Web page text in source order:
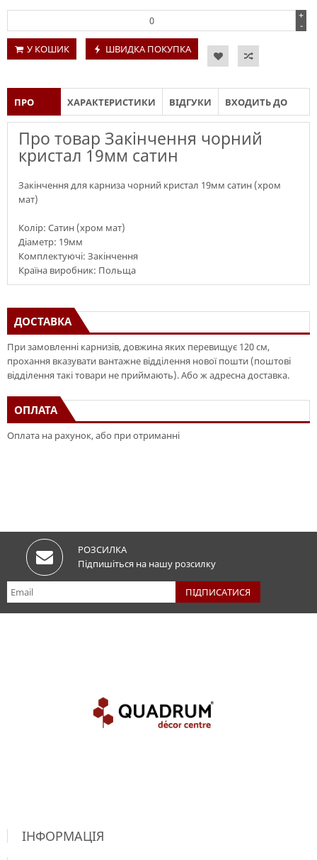
+
-
У КОШИК
ШВИДКА ПОКУПКА
ПРО ХАРАКТЕРИСТИКИ ВІДГУКИ ВХОДИТЬ ДО
СКЛАДУ
Про товар Закінчення чорний
кристал 19мм сатин
Закінчення для карниза чорний кристал 19мм сатин (хром
мат)
Колір: Сатин (хром мат)
Діаметр: 19мм
Комплектуючі: Закінчення
Країна виробник: Польща
ДОСТАВКА
При замовленні карнизів, довжина яких перевищує 120 см,
прохання вказувати вантажне відділення нової пошти (поштові
відділення такі товари не приймають). Або ж адресна доставка.
ОПЛАТА
Оплата на рахунок, або при отриманні
РОЗСИЛКА
Підпишіться на нашу розсилку
ІНФОРМАЦІЯ